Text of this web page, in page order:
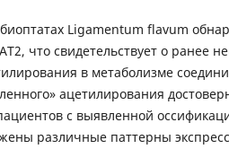
Ligamentum flavum
что свидетельствует о ранее
в метаболизме
ацетилирования
с выявленной
различные паттерны